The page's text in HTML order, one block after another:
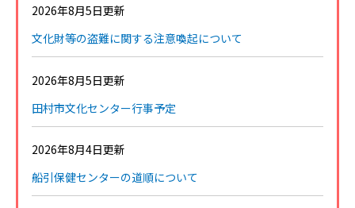
2026年8月5日更新
文化財等の盗難に関する注意喚起について
2026年8月5日更新
田村市文化センター行事予定
2026年8月4日更新
船引保健センターの道順について